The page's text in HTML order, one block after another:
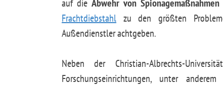
auf die Abwehr von Spionagemaßnahmen
Frachtdiebstahl zu den größten
Außendienstler achtgeben.
Neben der Christian-Albrechts-
Forschungseinrichtungen, unter